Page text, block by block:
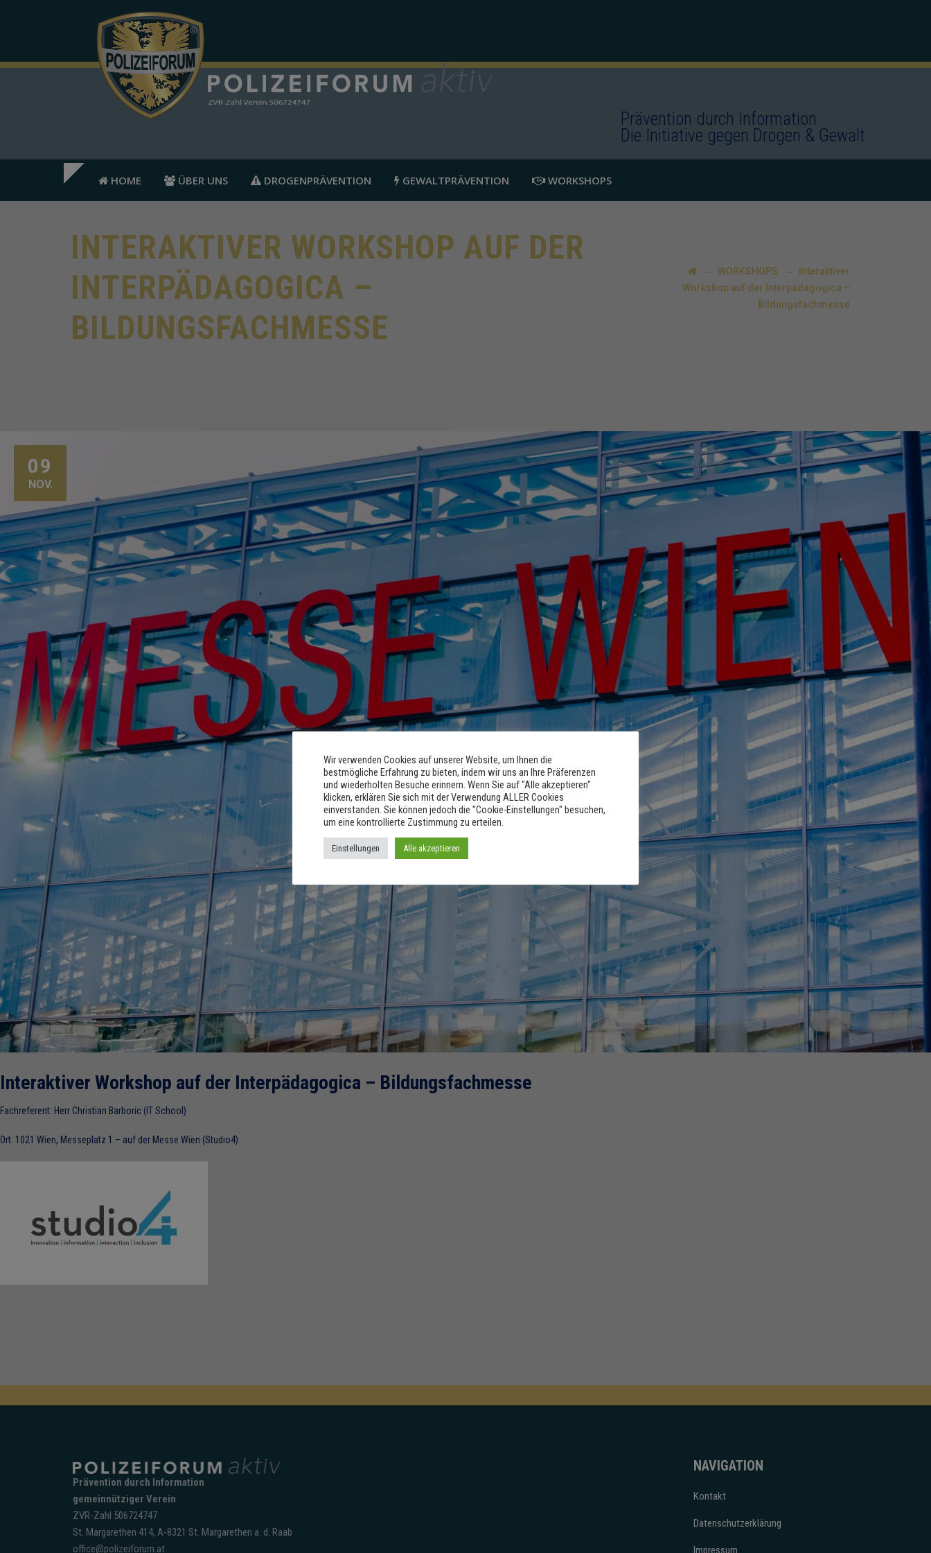
Prävention durch Information
Die Initiative gegen Drogen & Gewalt
HOME ÜBER UNS DROGENPRÄVENTION GEWALTPRÄVENTION WORKSHOPS
INTERAKTIVER WORKSHOP AUF DER
INTERPÄDAGOGICA –
BILDUNGSFACHMESSE
→ WORKSHOPS →
Interaktiver
Workshop auf der Interpädagogica –
Bildungsfachmesse
09
NOV.
Interaktiver Workshop auf der Interpädagogica – Bildungsfachmesse
Fachreferent: Herr Christian Barboric (IT School)
Ort: 1021 Wien, Messeplatz 1 – auf der Messe Wien (Studio4)
Prävention durch Information
gemeinnütziger Verein
ZVR-Zahl 506724747
St. Margarethen 414, A-8321 St. Margarethen a. d. Raab
office@polizeiforum.at
NAVIGATION
Kontakt
Datenschutzerklärung
Impressum
Wir verwenden Cookies auf unserer Website, um Ihnen die
bestmögliche Erfahrung zu bieten, indem wir uns an Ihre Präferenzen
und wiederholten Besuche erinnern. Wenn Sie auf "Alle akzeptieren"
klicken, erklären Sie sich mit der Verwendung ALLER Cookies
einverstanden. Sie können jedoch die "Cookie-Einstellungen" besuchen,
um eine kontrollierte Zustimmung zu erteilen.
Einstellungen Alle akzeptieren